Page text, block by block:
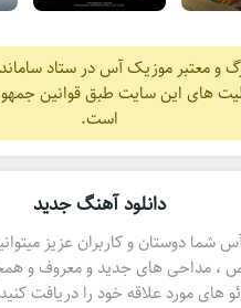
و معتبر موزیک آس در ستاد
های این سایت طبق قوانین
است.
دانلود آهنگ جدید
شما دوستان و کاربران عزیز
، مداحی های جدید و معروف و
های مورد علاقه خود را دریافت